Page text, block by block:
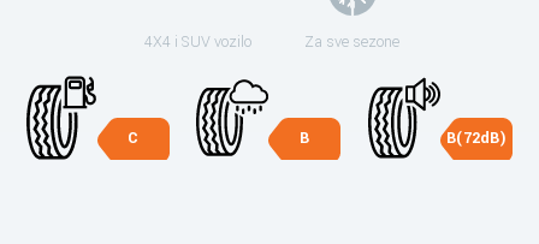
4X4 i SUV vozilo Za sve sezone
C B B(72dB)